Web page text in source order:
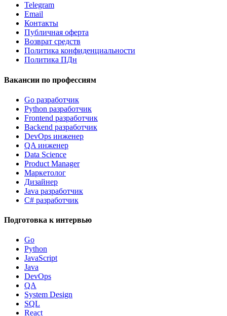
Telegram
Email
Контакты
Публичная оферта
Возврат средств
Политика конфиденциальности
Политика ПДн
Вакансии по профессиям
Go разработчик
Python разработчик
Frontend разработчик
Backend разработчик
DevOps инженер
QA инженер
Data Science
Product Manager
Маркетолог
Дизайнер
Java разработчик
C# разработчик
Подготовка к интервью
Go
Python
JavaScript
Java
DevOps
QA
System Design
SQL
React